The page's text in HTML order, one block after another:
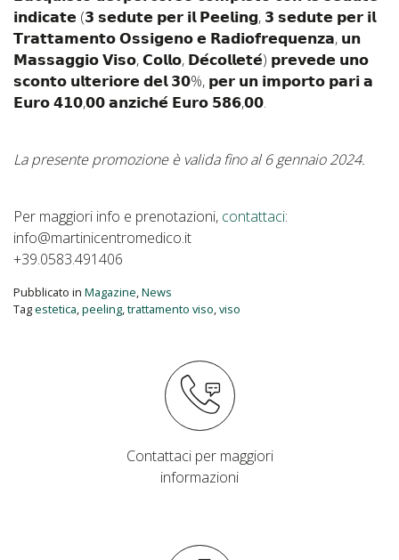
𝗶𝗻𝗱𝗶𝗰𝗮𝘁𝗲 (𝟯 𝘀𝗲𝗱𝘂𝘁𝗲 𝗽𝗲𝗿 𝗶𝗹 𝗣𝗲𝗲𝗹𝗶𝗻𝗴, 𝟯 𝘀𝗲𝗱𝘂𝘁𝗲 𝗽𝗲𝗿 𝗶𝗹
𝗧𝗿𝗮𝘁𝘁𝗮𝗺𝗲𝗻𝘁𝗼 𝗢𝘀𝘀𝗶𝗴𝗲𝗻𝗼 𝗲 𝗥𝗮𝗱𝗶𝗼𝗳𝗿𝗲𝗾𝘂𝗲𝗻𝘇𝗮, 𝘂𝗻
𝗠𝗮𝘀𝘀𝗮𝗴𝗴𝗶𝗼 𝗩𝗶𝘀𝗼, 𝗖𝗼𝗹𝗹𝗼, 𝗗𝗲́𝗰𝗼𝗹𝗹𝗲𝘁𝗲́) 𝗽𝗿𝗲𝘃𝗲𝗱𝗲 𝘂𝗻𝗼
𝘀𝗰𝗼𝗻𝘁𝗼 𝘂𝗹𝘁𝗲𝗿𝗶𝗼𝗿𝗲 𝗱𝗲𝗹 𝟯𝟬%, 𝗽𝗲𝗿 𝘂𝗻 𝗶𝗺𝗽𝗼𝗿𝘁𝗼 𝗽𝗮𝗿𝗶 𝗮
𝗘𝘂𝗿𝗼 𝟰𝟭𝟬,𝟬𝟬 𝗮𝗻𝘇𝗶𝗰𝗵𝗲́ 𝗘𝘂𝗿𝗼 𝟱𝟴𝟲,𝟬𝟬.
La presente promozione è valida fino al 6 gennaio 2024.
Per maggiori info e prenotazioni, contattaci:
info@martinicentromedico.it
+39.0583.491406
Pubblicato in Magazine,News
Tagestetica,peeling,trattamento viso,viso
Contattaci per maggiori
informazioni